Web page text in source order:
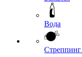
Вода
Стреппинг